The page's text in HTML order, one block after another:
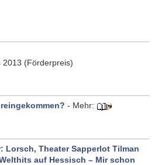
2013 (Förderpreis)
- Mehr:
Lorsch, Theater Sapperlot Tilman
auf Hessisch – Mir schon